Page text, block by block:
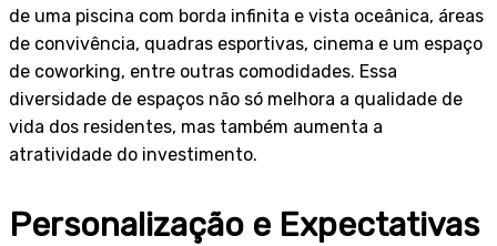
de uma piscina com borda infinita e vista oceânica, áreas
de convivência, quadras esportivas, cinema e um espaço
de coworking, entre outras comodidades. Essa
diversidade de espaços não só melhora a qualidade de
vida dos residentes, mas também aumenta a
atratividade do investimento.
Personalização e Expectativas